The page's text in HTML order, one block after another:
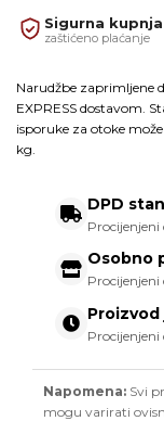
Sigurna kupnja
zaštićeno plaćanje
Narudžbe zaprimljene
EXPRESS dostavom.
isporuke za otoke
kg.
DPD
Osobno
Napomena: Svi
mogu varirati